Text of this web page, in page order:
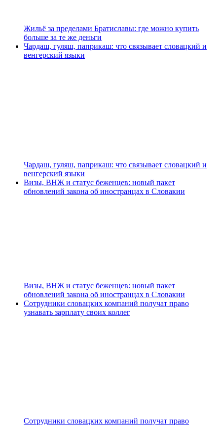
Жильё за пределами Братиславы: где можно купить
больше за те же деньги
Чардаш, гуляш, паприкаш: что связывает словацкий и
венгерский языки
Чардаш, гуляш, паприкаш: что связывает словацкий и
венгерский языки
Визы, ВНЖ и статус беженцев: новый пакет
обновлений закона об иностранцах в Словакии
Визы, ВНЖ и статус беженцев: новый пакет
обновлений закона об иностранцах в Словакии
Сотрудники словацких компаний получат право
узнавать зарплату своих коллег
Сотрудники словацких компаний получат право